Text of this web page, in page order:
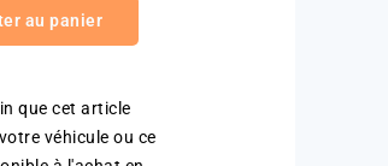
au panier
que cet article
véhicule ou ce